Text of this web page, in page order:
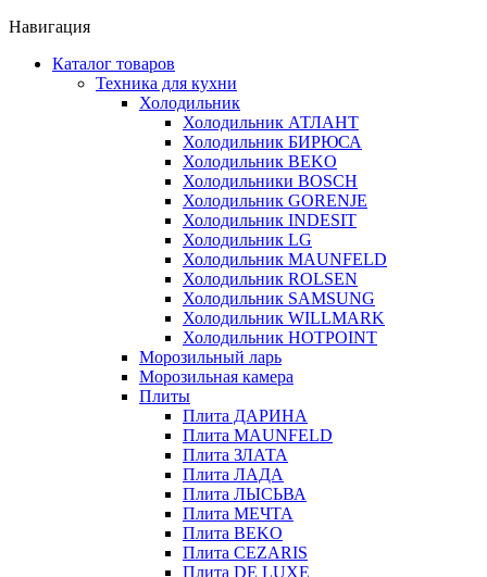
Навигация
Каталог товаров
Техника для кухни
Холодильник
Холодильник АТЛАНТ
Холодильник БИРЮСА
Холодильник BEKO
Холодильники BOSCH
Холодильник GORENJE
Холодильник INDESIT
Холодильник LG
Холодильник MAUNFELD
Холодильник ROLSEN
Холодильник SAMSUNG
Холодильник WILLMARK
Холодильник HOTPOINT
Морозильный ларь
Морозильная камера
Плиты
Плита ДАРИНА
Плита MAUNFELD
Плита ЗЛАТА
Плита ЛАДА
Плита ЛЫСЬВА
Плита МЕЧТА
Плита BEKO
Плита CEZARIS
Плита DE LUXE